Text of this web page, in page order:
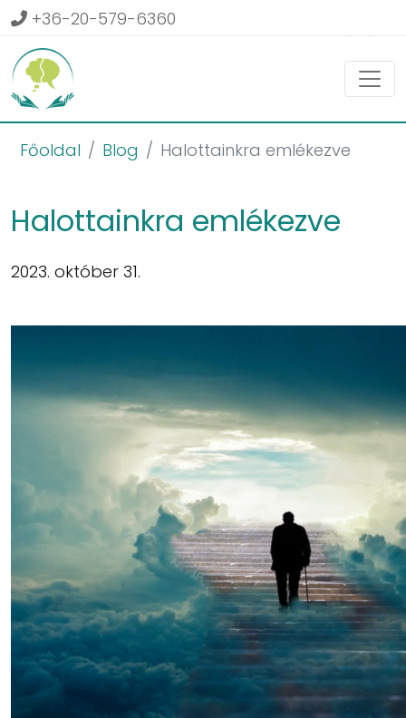
+36-20-579-6360
Belépés
Főoldal Blog Halottainkra emlékezve
Halottainkra emlékezve
2023. október 31.